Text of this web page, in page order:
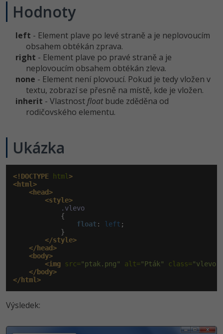
Django
Best practices
SQLite
3D grafik
Projektový manažer
Databázový analytik
Copywriter
WordPress specialista
VB.NET
SQL
Návrh SW -80%
Algoritmy -41%
Umělá inteligence (AI) -10%
Více
Fórum
Copywriting
MS Office -80%
Google Dokumenty
Time management
Windows
Sítě
Kybernetická bezpečnost
Elektronický podpis
Inkscape
Fotografování -80%
Video
Ostatní
Fórum
Blog
Kariéra
Pro firmy
Hodnoty
left - Element plave po levé straně a je neplovoucím
obsahem obtékán zprava.
right - Element plave po pravé straně a je
neplovoucím obsahem obtékán zleva.
none - Element není plovoucí. Pokud je tedy vložen v
textu, zobrazí se přesně na místě, kde je vložen.
inherit - Vlastnost floatbude zděděna od
rodičovského elementu.
Ukázka
<!DOCTYPE html >
<html>
<head>
<style>
.vlevo
            {
float : left ;
            }
</style>
</head>
<body>
<img src="ptak.png" alt="Pták" class="vlevo"
</body>
</html>
Výsledek: